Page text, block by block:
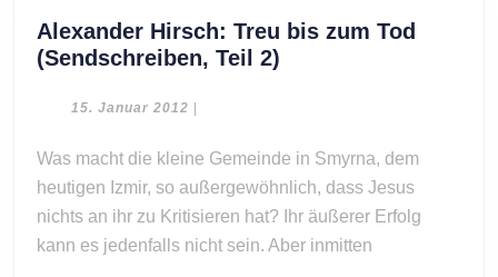
Alexander Hirsch: Treu bis zum Tod
(Sendschreiben, Teil 2)
zum
Tod
(Sendschreiben,
Teil
15. Januar 2012 15.
|
Was macht die kleine Gemeinde in Smyrna, dem
heutigen Izmir, so außergewöhnlich, dass Jesus
nichts an ihr zu Kritisieren hat? Ihr äußerer Erfolg
kann es jedenfalls nicht sein. Aber inmitten